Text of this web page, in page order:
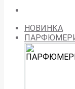
НОВИНКА